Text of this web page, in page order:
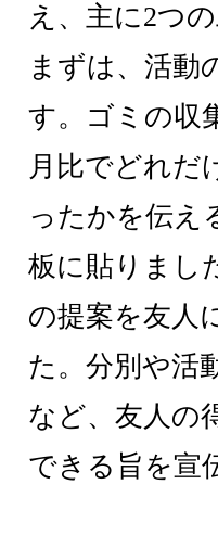
え、主に2つ
まずは、活動
す。ゴミの収
月比でどれだ
ったかを伝え
板に貼りまし
の提案を友人
た。分別や活
など、友人の
できる旨を宣